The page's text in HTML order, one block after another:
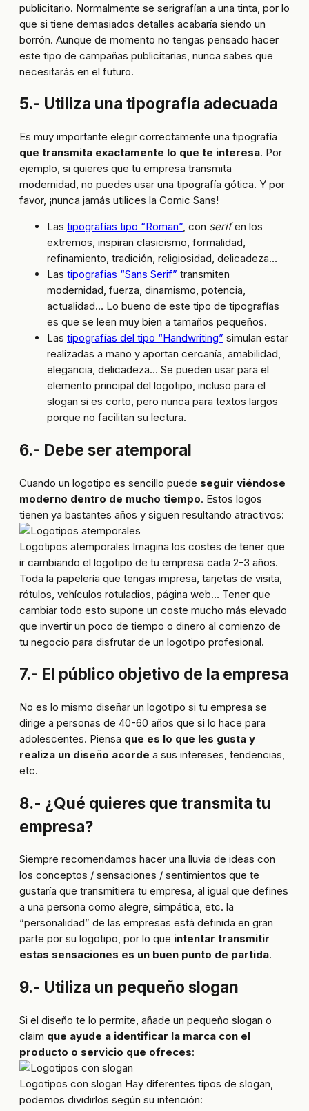
publicitario. Normalmente se serigrafían a una tinta, por lo
que si tiene demasiados detalles acabaría siendo un
borrón. Aunque de momento no tengas pensado hacer
este tipo de campañas publicitarias, nunca sabes que
necesitarás en el futuro.
5.- Utiliza una tipografía adecuada
Es muy importante elegir correctamente una tipografía
que transmita exactamente lo que te interesa. Por
ejemplo, si quieres que tu empresa transmita
modernidad, no puedes usar una tipografía gótica. Y por
favor, ¡nunca jamás utilices la Comic Sans!
Las tipografías tipo “Roman”, con serifen los
extremos, inspiran clasicismo, formalidad,
refinamiento, tradición, religiosidad, delicadeza…
Las tipografias “Sans Serif” transmiten
modernidad, fuerza, dinamismo, potencia,
actualidad… Lo bueno de este tipo de tipografías
es que se leen muy bien a tamaños pequeños.
Las tipografías del tipo “Handwriting” simulan estar
realizadas a mano y aportan cercanía, amabilidad,
elegancia, delicadeza… Se pueden usar para el
elemento principal del logotipo, incluso para el
slogan si es corto, pero nunca para textos largos
porque no facilitan su lectura.
6.- Debe ser atemporal
Cuando un logotipo es sencillo puede seguir viéndose
moderno dentro de mucho tiempo. Estos logos
tienen ya bastantes años y siguen resultando atractivos:
Logotipos atemporales Imagina los costes de tener que
ir cambiando el logotipo de tu empresa cada 2-3 años.
Toda la papelería que tengas impresa, tarjetas de visita,
rótulos, vehículos rotuladios, página web… Tener que
cambiar todo esto supone un coste mucho más elevado
que invertir un poco de tiempo o dinero al comienzo de
tu negocio para disfrutar de un logotipo profesional.
7.- El público objetivo de la empresa
No es lo mismo diseñar un logotipo si tu empresa se
dirige a personas de 40-60 años que si lo hace para
adolescentes. Piensa que es lo que les gusta y
realiza un diseño acorde a sus intereses, tendencias,
etc.
8.- ¿Qué quieres que transmita tu
empresa?
Siempre recomendamos hacer una lluvia de ideas con
los conceptos / sensaciones / sentimientos que te
gustaría que transmitiera tu empresa, al igual que defines
a una persona como alegre, simpática, etc. la
“personalidad” de las empresas está definida en gran
parte por su logotipo, por lo que intentar transmitir
estas sensaciones es un buen punto de partida.
9.- Utiliza un pequeño slogan
Si el diseño te lo permite, añade un pequeño slogan o
claim que ayude a identificar la marca con el
producto o servicio que ofreces:
Logotipos con slogan Hay diferentes tipos de slogan,
podemos dividirlos según su intención: